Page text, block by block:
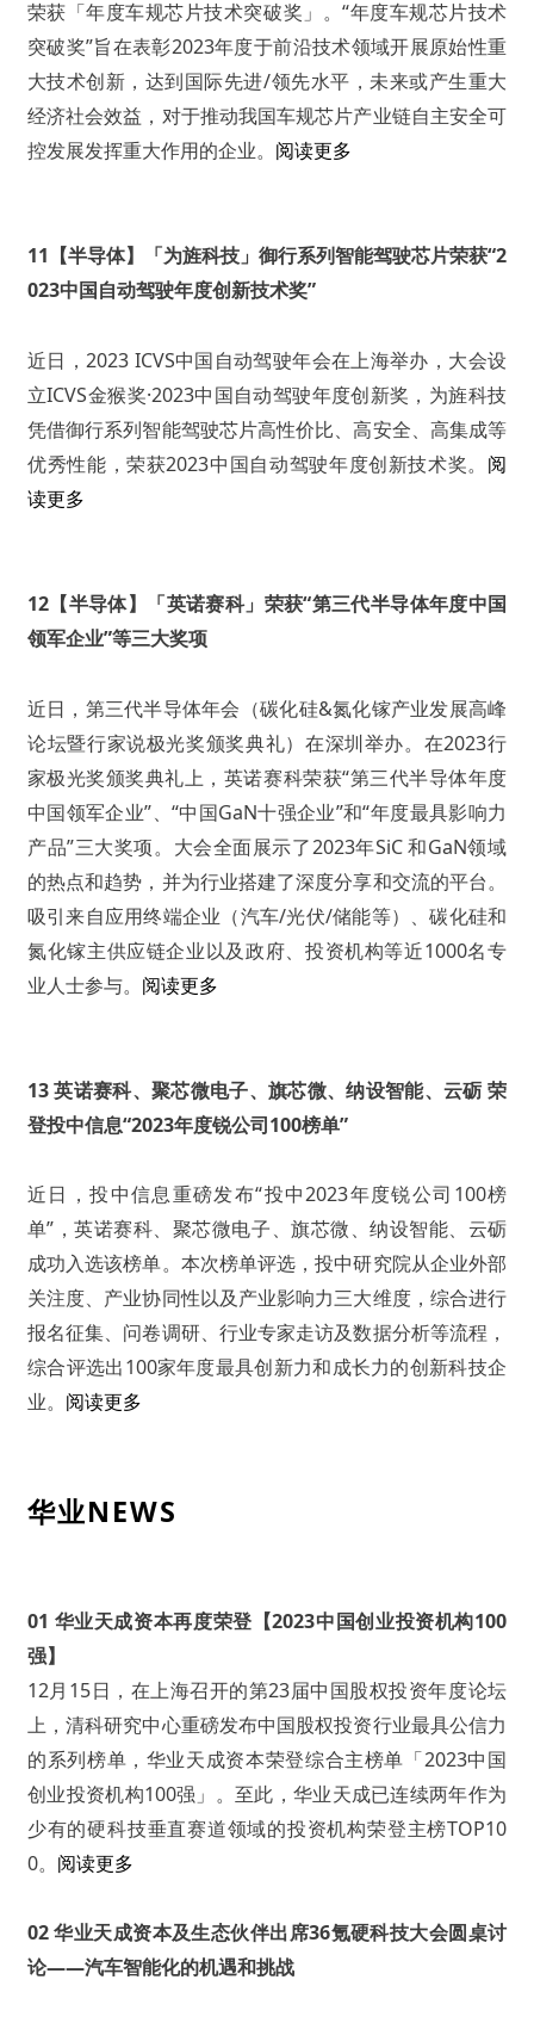
荣获「年度车规芯片技术突破奖」。“年度车规芯片技术
突破奖”旨在表彰2023年度于前沿技术领域开展原始性重
大技术创新，达到国际先进/领先水平，未来或产生重大
经济社会效益，对于推动我国车规芯片产业链自主安全可
控发展发挥重大作用的企业。 阅读更多
11【半导体】「为旌科技」御行系列智能驾驶芯片荣获“2
023中国自动驾驶年度创新技术奖”
近日，2023 ICVS中国自动驾驶年会在上海举办，大会设
立ICVS金猴奖·2023中国自动驾驶年度创新奖，为旌科技
凭借御行系列智能驾驶芯片高性价比、高安全、高集成等
优秀性能，荣获2023中国自动驾驶年度创新技术奖。 阅
读更多
12【半导体】「英诺赛科」荣获“第三代半导体年度中国
领军企业”等三大奖项
近日，第三代半导体年会（碳化硅&氮化镓产业发展高峰
论坛暨行家说极光奖颁奖典礼）在深圳举办。在2023行
家极光奖颁奖典礼上，英诺赛科荣获“第三代半导体年度
中国领军企业”、“中国GaN十强企业”和“年度最具影响力
产品”三大奖项。大会全面展示了2023年SiC 和GaN领域
的热点和趋势，并为行业搭建了深度分享和交流的平台。
吸引来自应用终端企业（汽车/光伏/储能等）、碳化硅和
氮化镓主供应链企业以及政府、投资机构等近1000名专
业人士参与。 阅读更多
13 英诺赛科、聚芯微电子、旗芯微、纳设智能、云砺 荣
登投中信息“2023年度锐公司100榜单”
近日，投中信息重磅发布“投中2023年度锐公司100榜
单”，英诺赛科、聚芯微电子、旗芯微、纳设智能、云砺
成功入选该榜单。本次榜单评选，投中研究院从企业外部
关注度、产业协同性以及产业影响力三大维度，综合进行
报名征集、问卷调研、行业专家走访及数据分析等流程，
综合评选出100家年度最具创新力和成长力的创新科技企
业。 阅读更多
华业NEWS
01 华业天成资本再度荣登【2023中国创业投资机构100
强】
12月15日，在上海召开的第23届中国股权投资年度论坛
上，清科研究中心重磅发布中国股权投资行业最具公信力
的系列榜单，华业天成资本荣登综合主榜单「2023中国
创业投资机构100强」。至此，华业天成已连续两年作为
少有的硬科技垂直赛道领域的投资机构荣登主榜TOP10
0。 阅读更多
02 华业天成资本及生态伙伴出席36氪硬科技大会圆桌讨
论——汽车智能化的机遇和挑战